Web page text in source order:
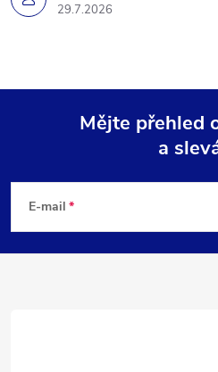
29.7.2026
p
Mějte přehled
a
E-mail